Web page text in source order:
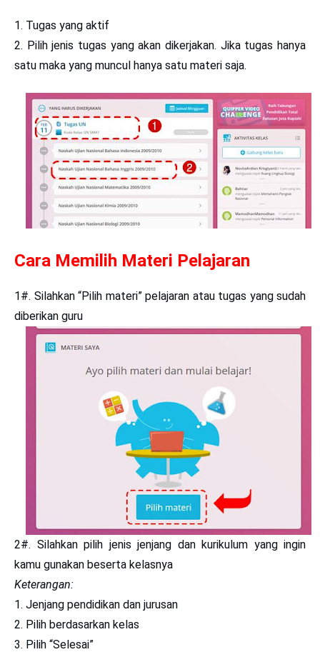
Tugas yang aktif
Pilih jenis tugas yang akan dikerjakan. Jika tugas hanya
satu maka yang muncul hanya satu materi saja.
Cara Memilih Materi Pelajaran
1#. Silahkan“Pilih materi”pelajaran atau tugas yang sudah
diberikan guru
2#. Silahkan pilih jenis jenjang dan kurikulum yang ingin
kamu gunakan beserta kelasnya
Keterangan:
Jenjang pendidikan dan jurusan
Pilih berdasarkan kelas
Pilih “Selesai”